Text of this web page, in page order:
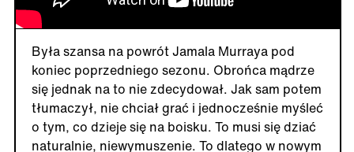
Była szansa na powrót Jamala Murraya pod
koniec poprzedniego sezonu. Obrońca mądrze
się jednak na to nie zdecydował. Jak sam potem
tłumaczył, nie chciał grać i jednocześnie myśleć
o tym, co dzieje się na boisku. To musi się dziać
naturalnie, niewymuszenie. To dlatego w nowym